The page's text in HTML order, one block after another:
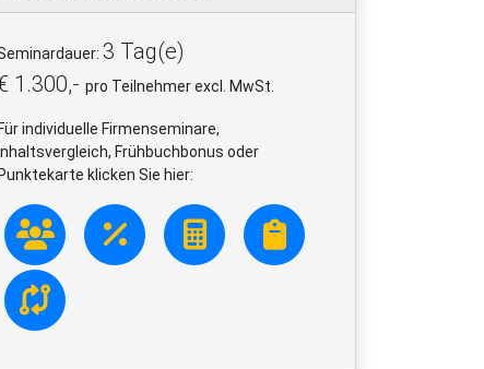
3 Tag(e)
1.300,- pro Teilnehmer excl. MwSt.
Für individuelle Firmenseminare,
Inhaltsvergleich, Frühbuchbonus oder
Punktekarte klicken Sie hier: